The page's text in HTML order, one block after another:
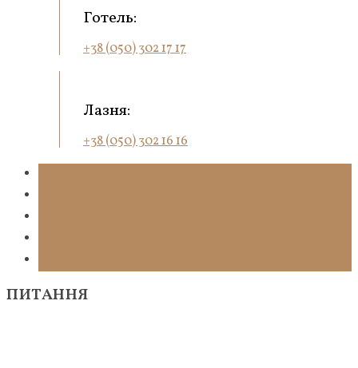
Готель:
+38 (050) 302 17 17
Лазня:
+38 (050) 302 16 16
ПИТАННЯ